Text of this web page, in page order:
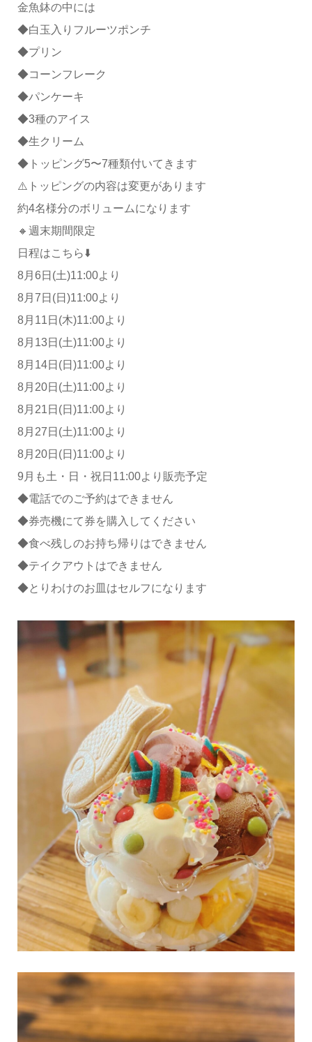
金魚鉢の中には
◆白玉入りフルーツポンチ
◆プリン
◆コーンフレーク
◆パンケーキ
◆3種のアイス
◆生クリーム
◆トッピング5〜7種類付いてきます
⚠️トッピングの内容は変更があります
約4名様分のボリュームになります
🔸週末期間限定
日程はこちら⬇️
8月6日(土)11:00より
8月7日(日)11:00より
8月11日(木)11:00より
8月13日(土)11:00より
8月14日(日)11:00より
8月20日(土)11:00より
8月21日(日)11:00より
8月27日(土)11:00より
8月20日(日)11:00より
9月も土・日・祝日11:00より販売予定
◆電話でのご予約はできません
◆券売機にて券を購入してください
◆食べ残しのお持ち帰りはできません
◆テイクアウトはできません
◆とりわけのお皿はセルフになります